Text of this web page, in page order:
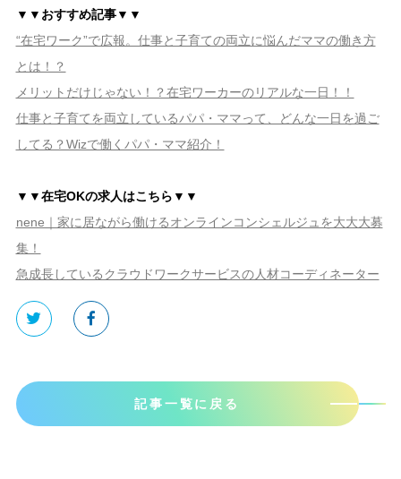
▼▼おすすめ記事▼▼
“在宅ワーク”で広報。仕事と子育ての両立に悩んだママの働き方
とは！？
メリットだけじゃない！？在宅ワーカーのリアルな一日！！
仕事と子育てを両立しているパパ・ママって、どんな一日を過ご
してる？Wizで働くパパ・ママ紹介！
▼▼在宅OKの求人はこちら▼▼
nene｜家に居ながら働けるオンラインコンシェルジュを大大大募
集！
急成長しているクラウドワークサービスの人材コーディネーター
記事一覧に戻る